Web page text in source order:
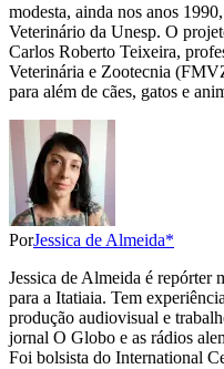
modesta, ainda nos anos
Veterinário da Unesp. O
Carlos Roberto Teixeira,
Veterinária e Zootecnia
para além de cães, gatos e
PorJessica de Almeida*
Jessica de Almeida é repórter
para a Itatiaia. Tem
produção audiovisual e
jornal O Globo e as rádios
Foi bolsista do International